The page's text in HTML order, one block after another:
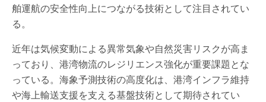
舶運航の安全性向上につながる技術として注目されてい
る。
近年は気候変動による異常気象や自然災害リスクが高ま
っており、港湾物流のレジリエンス強化が重要課題とな
っている。海象予測技術の高度化は、港湾インフラ維持
や海上輸送支援を支える基盤技術として期待されてい